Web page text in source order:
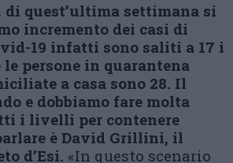
quest’ultima settimana si
incremento dei casi di
-19 infatti sono saliti a 17 i
persone in quarantena
a casa sono 28. Il
e dobbiamo fare molta
i livelli per contenere
è David Grillini, il
d’Esi. «In questo scenario